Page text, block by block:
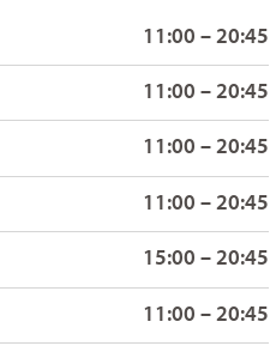
11:00 – 20:45
11:00 – 20:45
11:00 – 20:45
11:00 – 20:45
15:00 – 20:45
11:00 – 20:45